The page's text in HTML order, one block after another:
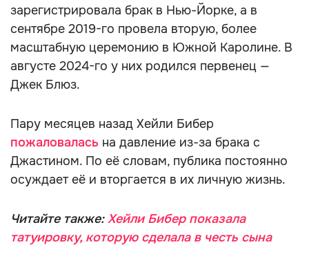
зарегистрировала брак в Нью-Йорке, а в
сентябре 2019-го провела вторую, более
масштабную церемонию в Южной Каролине. В
августе 2024-го у них родился первенец —
Джек Блюз.
Пару месяцев назад Хейли Бибер
пожаловалась на давление из-за брака с
Джастином. По её словам, публика постоянно
осуждает её и вторгается в их личную жизнь.
Читайте также:Хейли Бибер показала
татуировку, которую сделала в честь сына